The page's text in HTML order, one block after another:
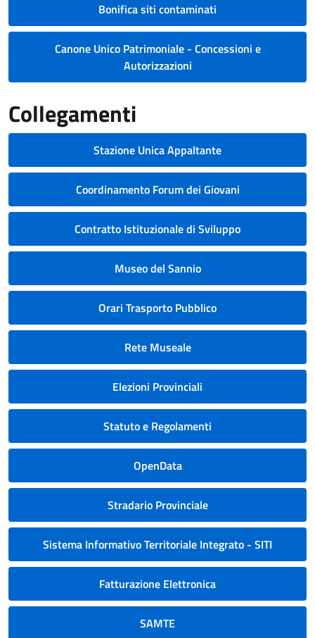
Bonifica siti contaminati
Canone Unico Patrimoniale - Concessioni e
Autorizzazioni
Collegamenti
Stazione Unica Appaltante
Coordinamento Forum dei Giovani
Contratto Istituzionale di Sviluppo
Museo del Sannio
Orari Trasporto Pubblico
Rete Museale
Elezioni Provinciali
Statuto e Regolamenti
OpenData
Stradario Provinciale
Sistema Informativo Territoriale Integrato - SITI
Fatturazione Elettronica
SAMTE